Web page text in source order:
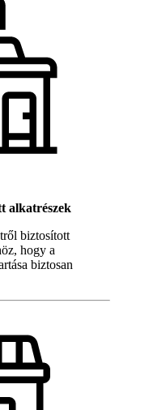
alkatrészek
biztosított
hogy a
biztosan